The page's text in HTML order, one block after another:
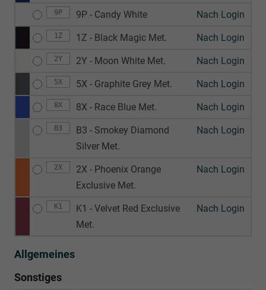
9P 9P - Candy White Nach Login
1Z 1Z - Black Magic Met. Nach Login
2Y 2Y - Moon White Met. Nach Login
5X 5X - Graphite Grey Met. Nach Login
8X 8X - Race Blue Met. Nach Login
B3
B3 - Smokey Diamond
Silver Met.
Nach Login
2X
2X - Phoenix Orange
Exclusive Met.
Nach Login
K1
K1 - Velvet Red Exclusive
Met.
Nach Login
Allgemeines
Sonstiges